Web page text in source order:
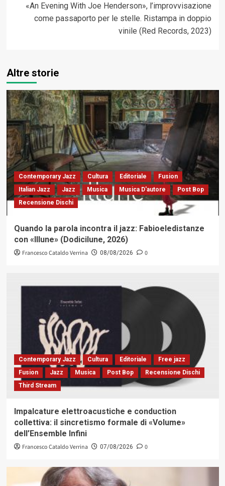
«An Evening With Joe Henderson», l’improvvisazione
come passaporto per le stelle. Ristampa in doppio
vinile (Red Records, 2023)
Altre storie
Contemporary Jazz Cultura Editoriale
Fusion
Italian Jazz
Jazz Musica Musica D'autore
Post Bop
Recensione Dischi
Quando la parola incontra il jazz: Fabioeledistanze
con «Illune» (Dodicilune, 2026)
Francesco Cataldo Verrina 08/08/2026 0
Contemporary Jazz Cultura Editoriale
Free jazz
Fusion
Jazz Musica Post Bop
Recensione Dischi
Third Stream
Impalcature elettroacustiche e conduction
collettiva: il sincretismo formale di «Volume»
dell’Ensemble Infini
Francesco Cataldo Verrina 07/08/2026 0